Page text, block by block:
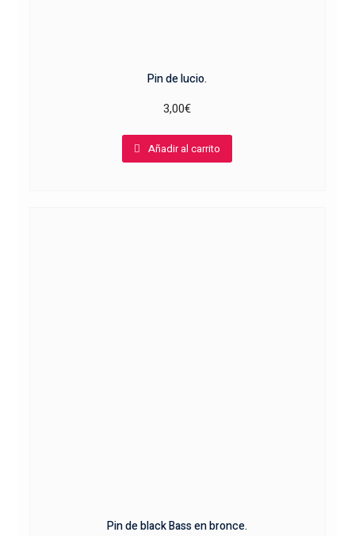
Pin de lucio.
3,00€
Añadir al carrito
Pin de black Bass en bronce.